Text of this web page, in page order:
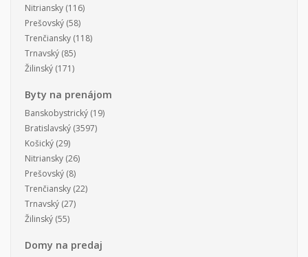
Nitriansky (116)
Prešovský (58)
Trenčiansky (118)
Trnavský (85)
Žilinský (171)
Byty na prenájom
Banskobystrický (19)
Bratislavský (3597)
Košický (29)
Nitriansky (26)
Prešovský (8)
Trenčiansky (22)
Trnavský (27)
Žilinský (55)
Domy na predaj